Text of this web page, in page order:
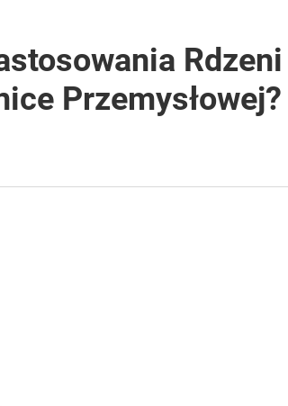
Przemysłowej?